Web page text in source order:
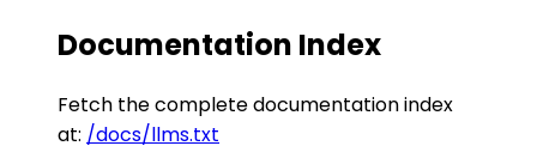
Documentation Index
Fetch the complete documentation index
at: /docs/llms.txt